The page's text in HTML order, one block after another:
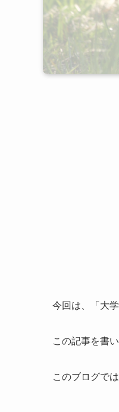
今回は、「大
この記事を書
このブログで